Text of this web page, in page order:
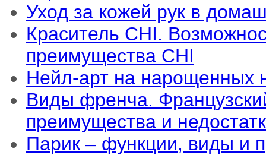
Уход за кожей рук в
Краситель CHI.
преимущества CHI
Нейл-арт на нарощенных
Виды френча.
преимущества и
Парик – функции, виды и